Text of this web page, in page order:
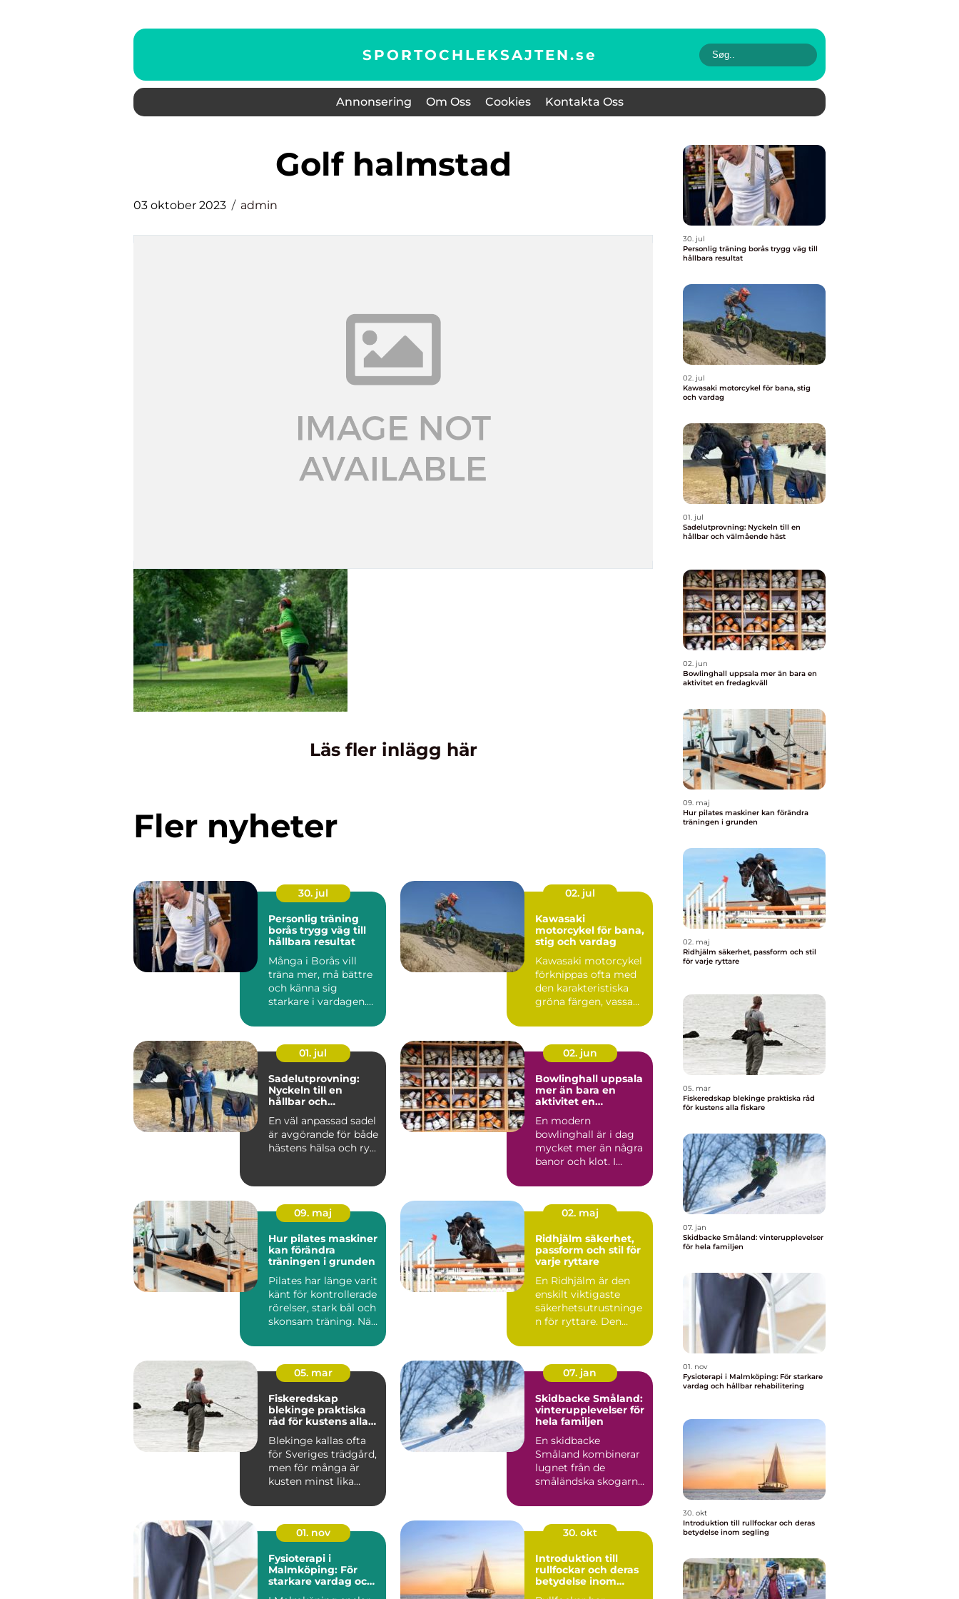
SPORTOCHLEKSAJTEN.se
Annonsering Om Oss Cookies Kontakta Oss
golf halmstad
03 oktober 2023 admin
Läs fler inlägg här
Fler nyheter
30. jul
Personlig träning
borås trygg väg till
hållbara resultat
Många i Borås vill
träna mer, må bättre
och känna sig
starkare i vardagen.
efter...
02. jul
Kawasaki
motorcykel för bana,
stig och vardag
Kawasaki motorcykel
förknippas ofta med
den karakteristiska
gröna färgen, vassa
01. jul
Sadelutprovning:
Nyckeln till en
hållbar och
En väl anpassad sadel
är avgörande för både
hästens hälsa och ry...
02. jun
Bowlinghall uppsala
mer än bara en
aktivitet en
En modern
bowlinghall är i dag
mycket mer än några
banor och klot. I
utvecklats ...
09. maj
Hur pilates maskiner
kan förändra
träningen i grunden
Pilates har länge varit
känt för kontrollerade
rörelser, stark bål och
skonsam träning. När
02. maj
Ridhjälm säkerhet,
passform och stil för
varje ryttare
En Ridhjälm är den
enskilt viktigaste
säkerhetsutrustninge
n för ryttare. Den
fal...
05. mar
Fiskeredskap
blekinge praktiska
råd för kustens alla
Blekinge kallas ofta
för Sveriges trädgård,
men för många är
kusten minst lika
m...
07. jan
Skidbacke Småland:
vinterupplevelser för
hela familjen
En skidbacke
Småland kombinerar
lugnet från de
småländska skogarna
01. nov
Fysioterapi i
Malmköping: För
starkare vardag och
30. okt
Introduktion till
rullfockar och deras
betydelse inom
30. jul
Personlig träning borås trygg väg till
hållbara resultat
02. jul
Kawasaki motorcykel för bana, stig
och vardag
01. jul
Sadelutprovning: Nyckeln till en
hållbar och välmående häst
02. jun
Bowlinghall uppsala mer än bara en
aktivitet en fredagkväll
09. maj
Hur pilates maskiner kan förändra
träningen i grunden
02. maj
Ridhjälm säkerhet, passform och stil
för varje ryttare
05. mar
Fiskeredskap blekinge praktiska råd
för kustens alla fiskare
07. jan
Skidbacke Småland: vinterupplevelser
för hela familjen
01. nov
Fysioterapi i Malmköping: För starkare
vardag och hållbar rehabilitering
30. okt
Introduktion till rullfockar och deras
betydelse inom segling